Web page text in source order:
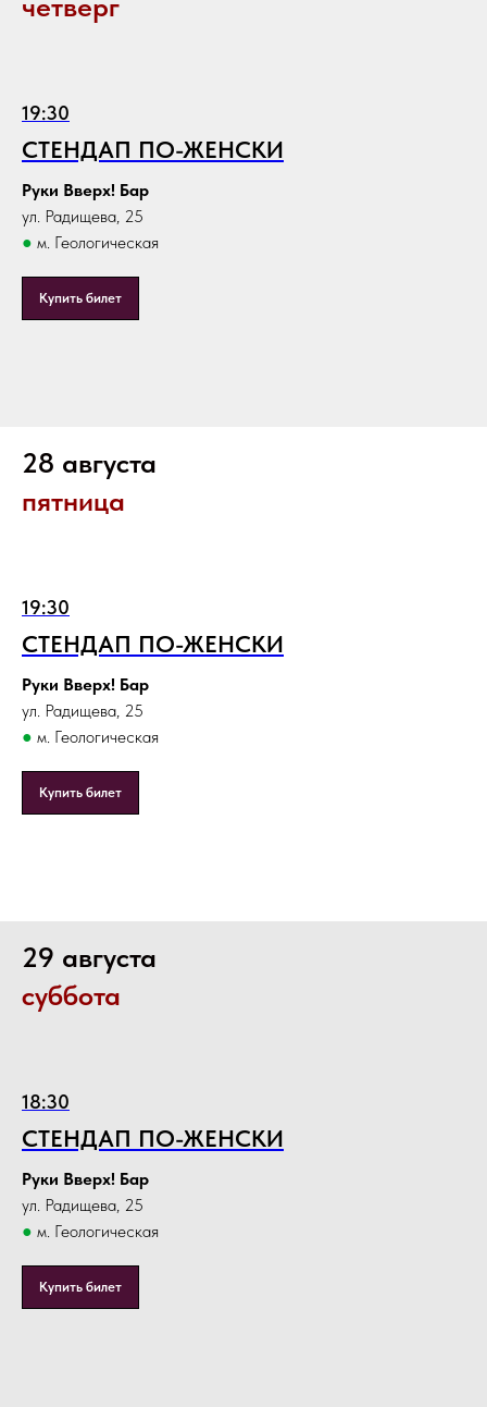
19:30
СТЕНДАП ПО-ЖЕНСКИ
Руки Вверх! Бар
ул. Радищева, 25
● м. Геологическая
Купить билет
28 августа
пятница
19:30
СТЕНДАП ПО-ЖЕНСКИ
Руки Вверх! Бар
ул. Радищева, 25
● м. Геологическая
Купить билет
29 августа
суббота
18:30
СТЕНДАП ПО-ЖЕНСКИ
Руки Вверх! Бар
ул. Радищева, 25
● м. Геологическая
Купить билет